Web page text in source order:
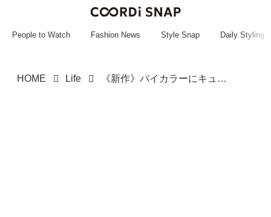
~~~~~~~~~~~
People to Watch Fashion News Style Snap Daily Styling
HOME Life 《新作》バイカラーにキュン♡【3COINS】の「お弁当箱」をチェック